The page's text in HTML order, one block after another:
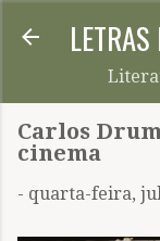
Carlos
cinema
- quarta-feira,